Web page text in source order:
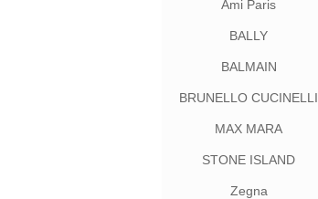
Ami Paris
BALLY
BALMAIN
BRUNELLO CUCINELLI
MAX MARA
STONE ISLAND
Zegna